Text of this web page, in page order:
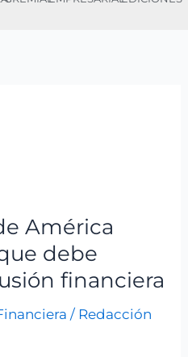
América
debe
financiera
/ Redacción